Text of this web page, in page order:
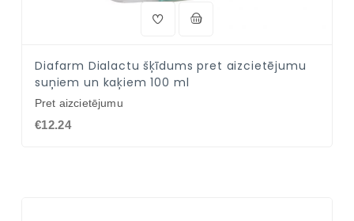
Diafarm Dialactu šķīdums pret aizcietējumu
suņiem un kaķiem 100 ml
Pret aizcietējumu
€12.24